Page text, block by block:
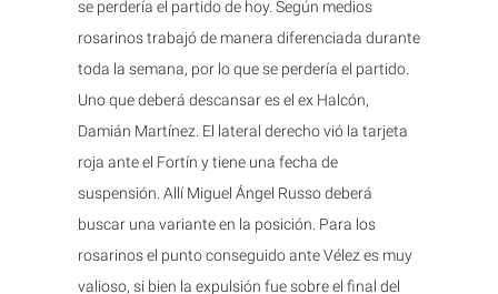
se perdería el partido de hoy. Según medios
rosarinos trabajó de manera diferenciada durante
toda la semana, por lo que se perdería el partido.
Uno que deberá descansar es el ex Halcón,
Damián Martínez. El lateral derecho vió la tarjeta
roja ante el Fortín y tiene una fecha de
suspensión. Allí Miguel Ángel Russo deberá
buscar una variante en la posición. Para los
rosarinos el punto conseguido ante Vélez es muy
valioso, si bien la expulsión fue sobre el final del